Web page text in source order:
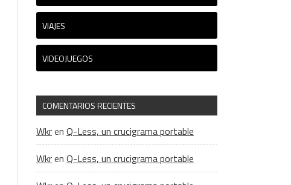
VIAJES
VIDEOJUEGOS
COMENTARIOS RECIENTES
Wkren Q-Less, un crucigrama portable
Wkren Q-Less, un crucigrama portable